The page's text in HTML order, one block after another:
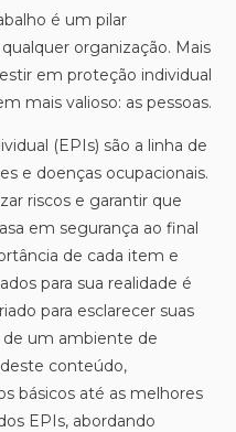
é um pilar
organização. Mais
em proteção individual
mais valioso: as pessoas.
(EPIs) são a linha de
e doenças ocupacionais.
riscos e garantir que
em segurança ao final
de cada item e
para sua realidade é
para esclarecer suas
de um ambiente de
conteúdo,
básicos até as melhores
EPIs, abordando